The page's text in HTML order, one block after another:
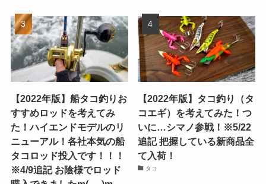
【2022年版】船タコ釣りお
すすめロッドを考えてみ
た！ハイエンドモデルのリ
ニューアル！各社本気の船
タコロッド投入です！！！
※4/9追記 お陰様でロッド
【2022年版】タコ釣り（タ
コエギ）を考えてみた！つ
いに…シマノ参戦！※5/22
追記 把握している新商品全
て入荷！
タコ